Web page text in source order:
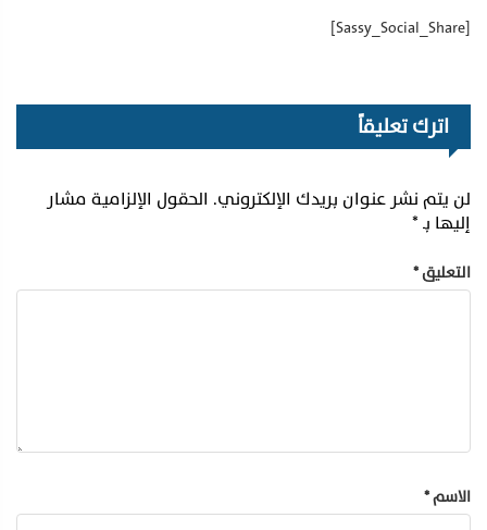
[Sassy_Social_Share]
اترك تعليقاً
لن يتم نشر عنوان بريدك الإلكتروني. الحقول الإلزامية مشار
إليها بـ*
التعليق*
الاسم*